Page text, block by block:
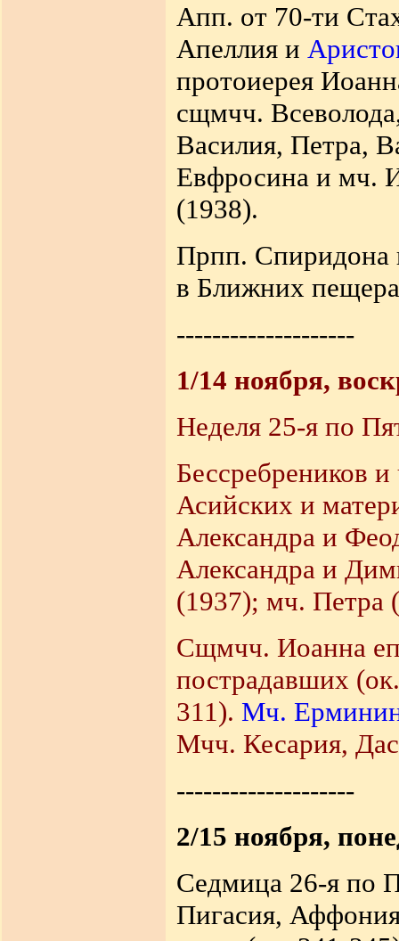
Апп. от 70-ти
Апеллия и
протоиерея
сщмчч.
Василия, Петра,
Евфросина и мч.
(1938).
Прпп. Спиридона
в Ближних
--------------------
1/14 ноября,
Неделя 25-я по
Бессребреников
Асийских и
Александра и
Александра и
(1937); мч. Петра
Сщмчч. Иоанна
пострадавших
311). Мч.
Мчч. Кесария,
--------------------
2/15 ноября,
Седмица 26-я по
Пигасия,